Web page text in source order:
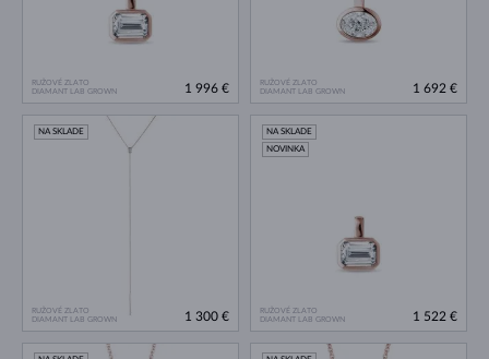
RUŽOVÉ ZLATO
DIAMANT LAB GROWN
1 996 €
RUŽOVÉ ZLATO
DIAMANT LAB GROWN
1 692 €
RUŽOVÉ ZLATO
DIAMANT LAB GROWN
NA SKLADE
1 300 €
RUŽOVÉ ZLATO
DIAMANT LAB GROWN
NA SKLADE
NOVINKA
1 522 €